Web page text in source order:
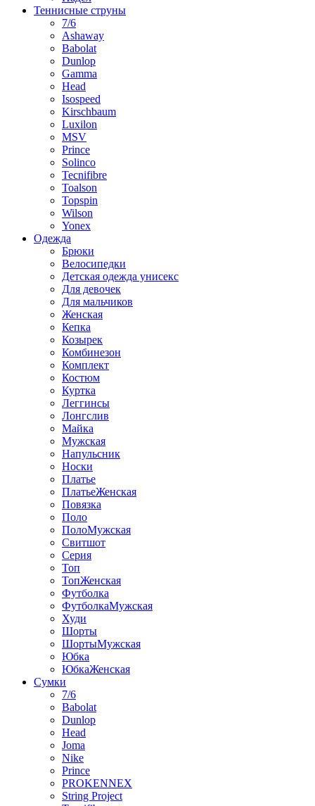
Теннисные струны
7/6
Ashaway
Babolat
Dunlop
Gamma
Head
Isospeed
Kirschbaum
Luxilon
MSV
Prince
Solinco
Tecnifibre
Toalson
Topspin
Wilson
Yonex
Одежда
Брюки
Велосипедки
Детская одежда унисекс
Для девочек
Для мальчиков
Женская
Кепка
Козырек
Комбинезон
Комплект
Костюм
Куртка
Леггинсы
Лонгслив
Майка
Мужская
Напульсник
Носки
Платье
ПлатьеЖенская
Повязка
Поло
ПолоМужская
Свитшот
Серия
Топ
ТопЖенская
Футболка
ФутболкаМужская
Худи
Шорты
ШортыМужская
Юбка
ЮбкаЖенская
Сумки
7/6
Babolat
Dunlop
Head
Joma
Nike
Prince
PROKENNEX
String Project